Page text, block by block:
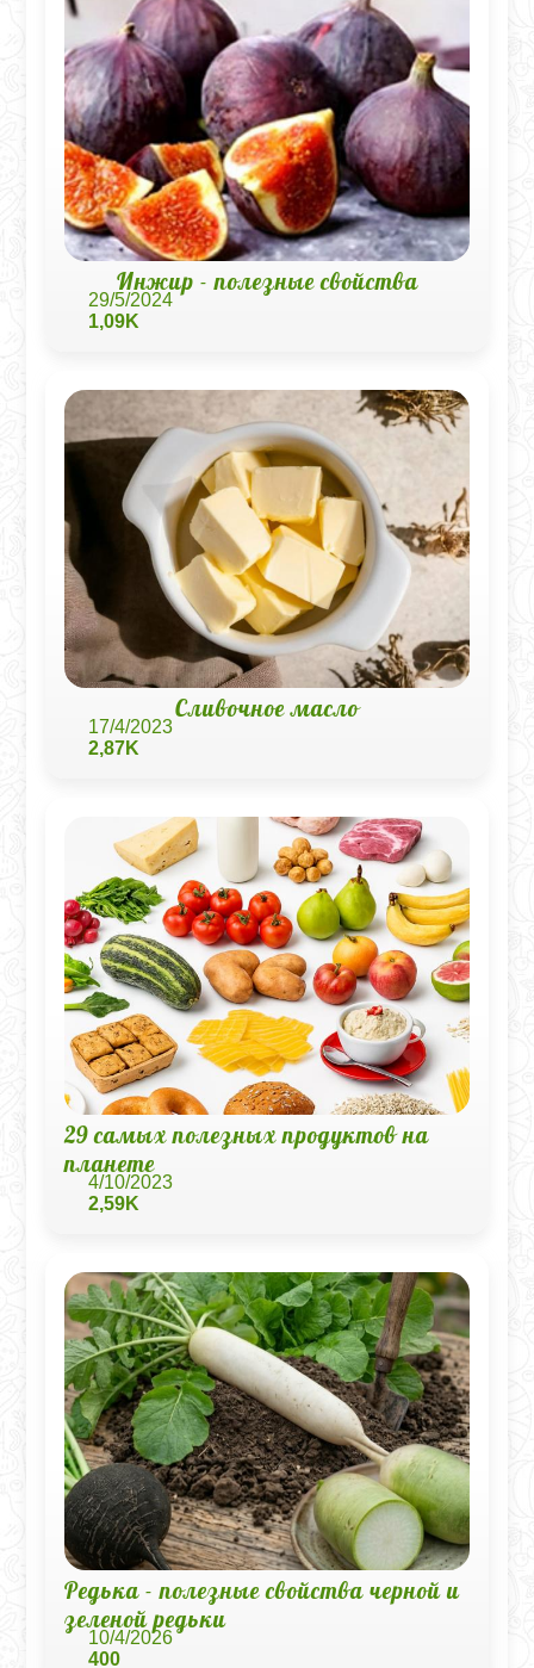
Инжир - полезные свойства
29/5/2024
1,09K
Сливочное масло
17/4/2023
2,87K
29 самых полезных продуктов на
планете
4/10/2023
2,59K
Редька - полезные свойства черной и
зеленой редьки
10/4/2026
400